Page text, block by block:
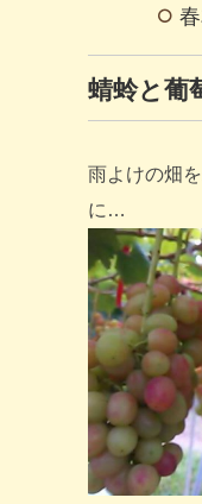
蜻蛉と葡
雨よけの畑
に…